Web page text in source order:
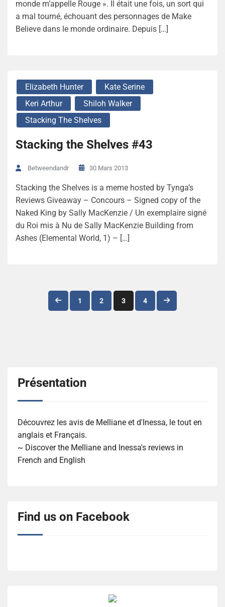
monde m’appelle Rouge ». Il était une fois, un sort qui
a mal tourné, échouant des personnages de Make
Believe dans le monde ordinaire. Depuis […]
Elizabeth Hunter
Kate Serine
Keri Arthur
Shiloh Walker
Stacking The Shelves
Stacking the Shelves #43
Betweendandr 30 Mars 2013
Stacking the Shelves is a meme hosted by Tynga’s
Reviews Giveaway – Concours – Signed copy of the
Naked King by Sally MacKenzie / Un exemplaire signé
du Roi mis à Nu de Sally MacKenzie Building from
Ashes (Elemental World, 1) – […]
Navigation
1 2 3 4
Présentation
Découvrez les avis de Melliane et d'Inessa, le tout en
anglais et Français.
~ Discover the Melliane and Inessa's reviews in
French and English
Find us on Facebook